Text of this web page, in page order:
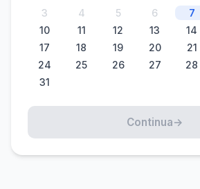
3
4 5 6 7
10
11 12 13 14
17
18 19 20 21
24
25 26 27 28
31
Continua→